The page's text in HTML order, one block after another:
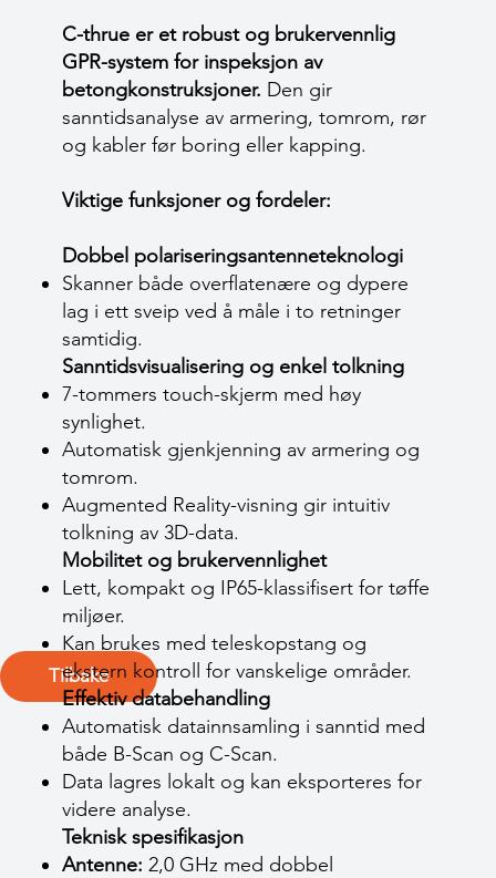
Tilbake
C-thrue er et robust og brukervennlig
GPR-system for inspeksjon av
betongkonstruksjoner. Den gir
sanntidsanalyse av armering, tomrom, rør
og kabler før boring eller kapping.
Viktige funksjoner og fordeler:
Dobbel polariseringsantenneteknologi
Skanner både overflatenære og dypere
lag i ett sveip ved å måle i to retninger
samtidig.
Sanntidsvisualisering og enkel tolkning
7-tommers touch-skjerm med høy
synlighet.
Automatisk gjenkjenning av armering og
tomrom.
Augmented Reality-visning gir intuitiv
tolkning av 3D-data.
Mobilitet og brukervennlighet
Lett, kompakt og IP65-klassifisert for tøffe
miljøer.
Kan brukes med teleskopstang og
ekstern kontroll for vanskelige områder.
Effektiv databehandling
Automatisk datainnsamling i sanntid med
både B-Scan og C-Scan.
Data lagres lokalt og kan eksporteres for
videre analyse.
Teknisk spesifikasjon
Antenne: 2,0 GHz med dobbel